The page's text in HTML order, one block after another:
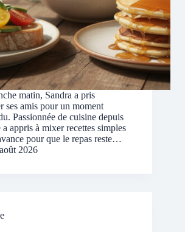
matin, Sandra a pris
ses amis pour un moment
Passionnée de cuisine depuis
a appris à mixer recettes simples
pour que le repas reste…
2026